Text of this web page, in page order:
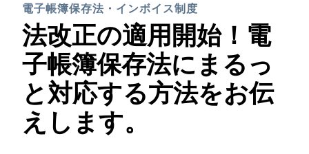
Canada (English)
Canada (Français)
México (Español)
Brasil (Português)
United Kingdom (English)
France (Français)
Deutschland (Deutsch)
ASIA PACIFIC
Australia (English)
India (English)
プレスリリース
電子帳簿保存法・インボイス制度
経理・総務の豆知識
電子帳簿保存法・インボイス制度
法改正の適用開始！電
子帳簿保存法にまるっ
と対応する方法をお伝
えします。